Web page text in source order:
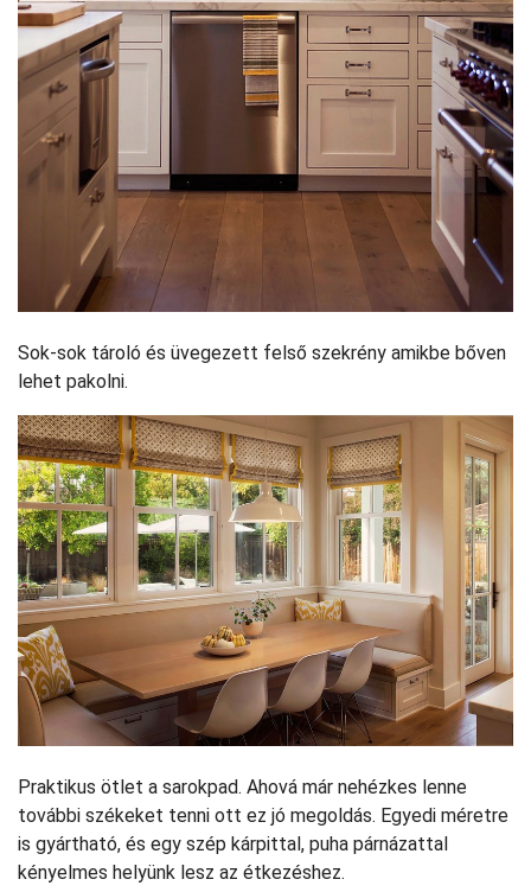
Sok-sok tároló és üvegezett felső szekrény amikbe bőven
lehet pakolni.
Praktikus ötlet a sarokpad. Ahová már nehézkes lenne
további székeket tenni ott ez jó megoldás. Egyedi méretre
is gyártható, és egy szép kárpittal, puha párnázattal
kényelmes helyünk lesz az étkezéshez.